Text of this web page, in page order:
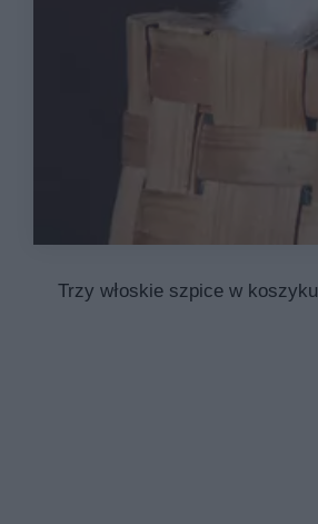
Trzy włoskie szpice w koszyku